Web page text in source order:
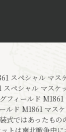
スペシャル マス
スペシャル マス
フィールド
ルド M1861 マス
式ではあったもの
トは南北戦争中